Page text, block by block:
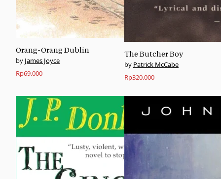
Orang-Orang Dublin
James Joyce
Rp69.000
The Butcher Boy
Patrick McCabe
Rp320.000